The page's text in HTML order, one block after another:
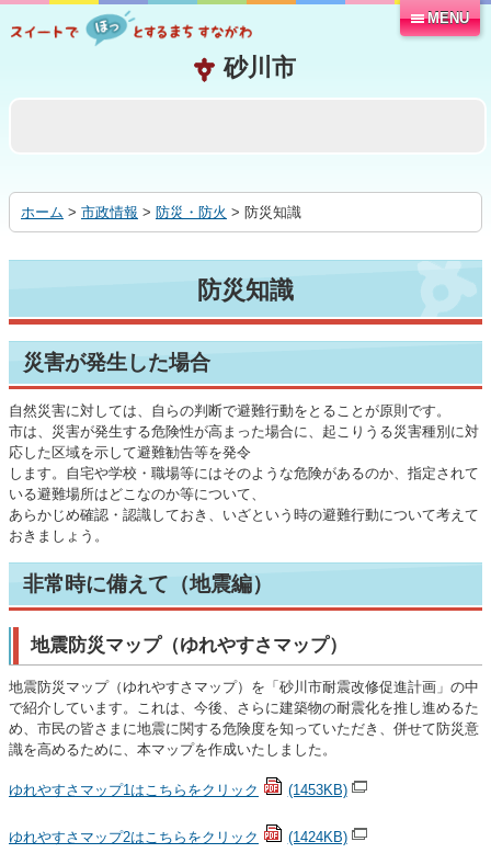
る
MENU
ホーム > 市政情報 > 防災・防火 > 防災知識
防災知識
災害が発生した場合
自然災害に対しては、自らの判断で避難行動をとることが原則です。
市は、災害が発生する危険性が高まった場合に、起こりうる災害種別に対
応した区域を示して避難勧告等を発令
します。自宅や学校・職場等にはそのような危険があるのか、指定されて
いる避難場所はどこなのか等について、
あらかじめ確認・認識しておき、いざという時の避難行動について考えて
おきましょう。
非常時に備えて（地震編）
地震防災マップ（ゆれやすさマップ）
地震防災マップ（ゆれやすさマップ）を「砂川市耐震改修促進計画」の中
で紹介しています。これは、今後、さらに建築物の耐震化を推し進めるた
め、市民の皆さまに地震に関する危険度を知っていただき、併せて防災意
識を高めるために、本マップを作成いたしました。
ゆれやすさマップ1はこちらをクリック (1453KB)
ゆれやすさマップ2はこちらをクリック (1424KB)